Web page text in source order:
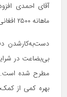
آقای احمدی
ماهانه ۲۵۰۰ افغانی دریافت خواهند کرد.
دست‌به‌‌کارشدن
بی‌بضاعت در
مطرح شده است.
بهره کمی از